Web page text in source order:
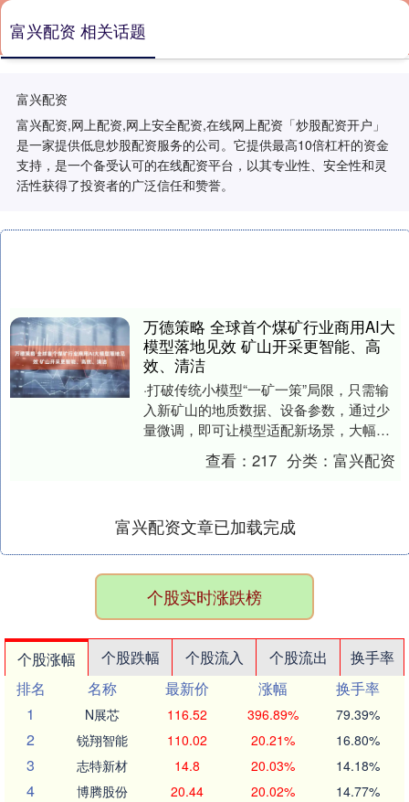
富兴配资
富兴配资,网上配资,网上安全配资,在线网上配资「炒股配资开户」
是一家提供低息炒股配资服务的公司。它提供最高10倍杠杆的资金
支持，是一个备受认可的在线配资平台，以其专业性、安全性和灵
活性获得了投资者的广泛信任和赞誉。
富兴配资 相关话题
万德策略 全球首个煤矿行业商用AI大
模型落地见效 矿山开采更智能、高
效、清洁
·打破传统小模型“一矿一策”局限，只需输
入新矿山的地质数据、设备参数，通过少
量微调，即可让模型适配新场景，大幅缩
短部署周期 ·实现对每个环节风险源的实时
监控与自....查看：217 分类：富兴配资
富兴配资文章已加载完成
个股实时涨跌榜
个股涨幅 个股跌幅 个股流入 个股流出
换手率
排名
名称 最新价 涨幅
换手率
1
N展芯 116.52 396.89% 79.39%
2 锐翔智能 110.02 20.21% 16.80%
3 志特新材 14.8 20.03% 14.18%
4 博腾股份 20.44 20.02% 14.77%